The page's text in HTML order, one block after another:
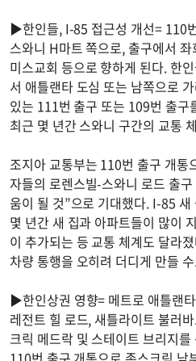
▶한인들, I-85 접근성 개선= 110
스와니 H마트 쪽으로, 출구에서
미스교회 등으로 향하게 된다. 한
서 애틀랜타 도심 또는 남쪽으로
있는 111번 출구 또는 109번 출구
최근 몇 년간 스와니 구간의 교통
조지아 교통부는 110번 출구 개통
자들의 로렌스빌-스와니 로드 출
움이 될 것”으로 기대했다. I-85
몇 년간 새 집과 아파트들이 많이
이 추가되는 등 교통 체계도 달라
차량 통행을 오히려 더디게 만들
▶한인상권 영향= 메트로 애틀랜
레전트 힐 로드, 새틀라이트 불러
크릭 메드락 및 스테이트 브리지